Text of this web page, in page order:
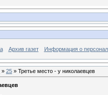
Архив газет Информация о
» 25 » Третье место - у николаевцев